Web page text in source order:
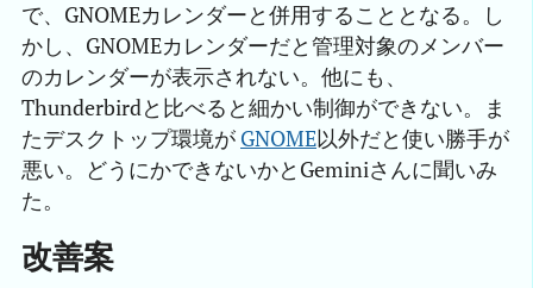
で、GNOMEカレンダーと併用することとなる。し
かし、GNOMEカレンダーだと管理対象のメンバー
のカレンダーが表示されない。他にも、
Thunderbirdと比べると細かい制御ができない。ま
たデスクトップ環境が GNOME以外だと使い勝手が
悪い。どうにかできないかとGeminiさんに聞いみ
た。
改善案